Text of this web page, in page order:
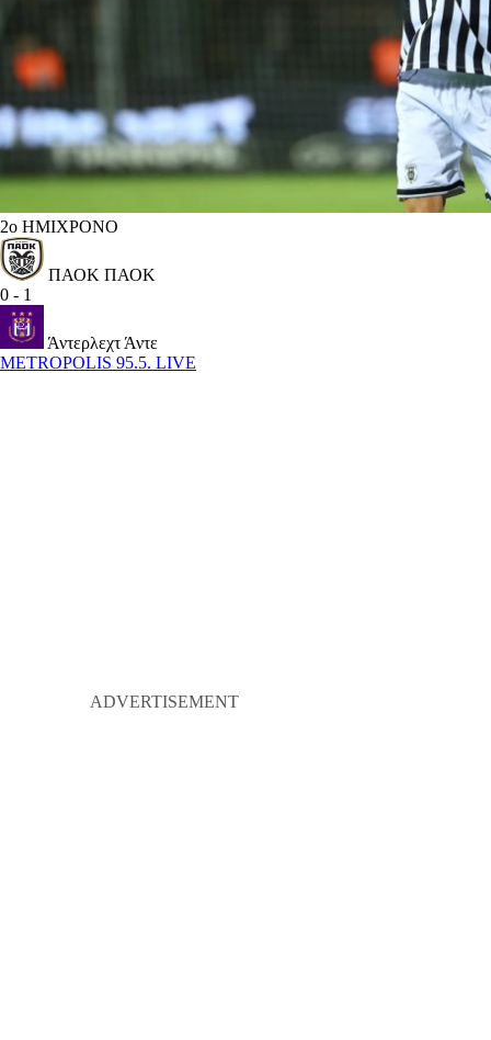
2ο ΗΜΙΧΡΟΝΟ
ΠΑΟΚ ΠΑΟΚ
0 - 1
Άντερλεχτ Άντε
METROPOLIS 95.5. LIVE